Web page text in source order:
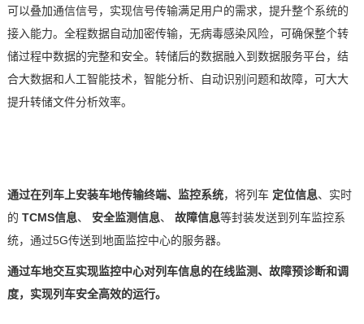
可以叠加通信信号，实现信号传输满足用户的需求，提升整个系统的
接入能力。全程数据自动加密传输，无病毒感染风险，可确保整个转
储过程中数据的完整和安全。转储后的数据融入到数据服务平台，结
合大数据和人工智能技术，智能分析、自动识别问题和故障，可大大
提升转储文件分析效率。
通过在列车上安装车地传输终端、监控系统，将列车 定位信息、实时
的 TCMS信息、 安全监测信息、 故障信息等封装发送到列车监控系
统，通过5G传送到地面监控中心的服务器。
通过车地交互实现监控中心对列车信息的在线监测、故障预诊断和调
度，实现列车安全高效的运行。